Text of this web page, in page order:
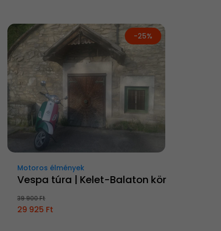
-25%
Motoros élmények
Vespa túra | Kelet-Balaton kör
39 900 Ft
29 925 Ft